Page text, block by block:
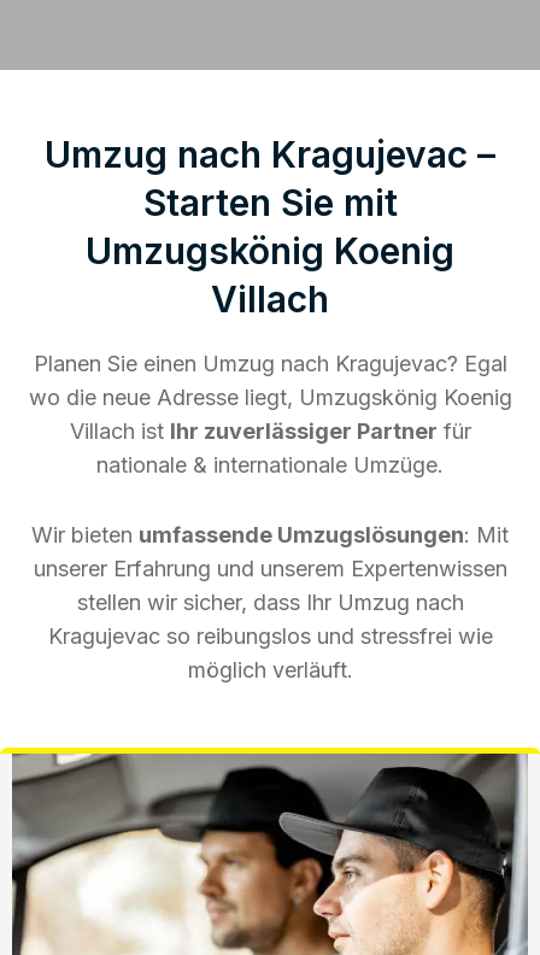
Umzug nach Kragujevac –
Starten Sie mit
Umzugskönig Koenig
Villach
Planen Sie einen Umzug nach Kragujevac? Egal
wo die neue Adresse liegt, Umzugskönig Koenig
Villach ist Ihr zuverlässiger Partner für
nationale & internationale Umzüge.
Wir bieten umfassende Umzugslösungen: Mit
unserer Erfahrung und unserem Expertenwissen
stellen wir sicher, dass Ihr Umzug nach
Kragujevac so reibungslos und stressfrei wie
möglich verläuft.